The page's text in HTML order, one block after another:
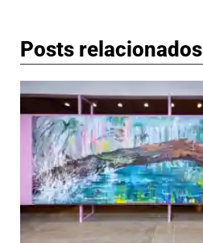
Posts relacionados